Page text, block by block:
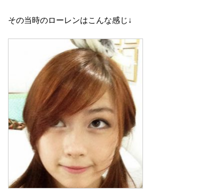
その当時のローレンはこんな感じ↓